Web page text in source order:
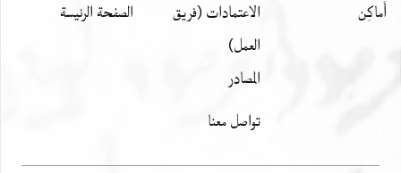
أَماكِن
الاعتمادات (فريق
العمل)
المصادر
تواصل معنا
الصفحة الرئيسة